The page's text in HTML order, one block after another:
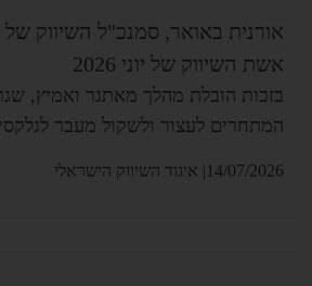
אורנית באואר, סמנכ"ל השיווק של
אשת השיווק של יוני 2026
בזכות הובלת מהלך מאתגר ואמיץ,
המתחרים לעצור ולשקול מעבר לגלקסי
14/07/2026| איגוד השיווק הישראלי